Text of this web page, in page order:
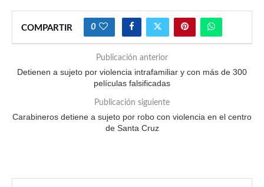
COMPARTIR 0
Publicación anterior
Detienen a sujeto por violencia intrafamiliar y con más de 300
películas falsificadas
Publicación siguiente
Carabineros detiene a sujeto por robo con violencia en el centro
de Santa Cruz